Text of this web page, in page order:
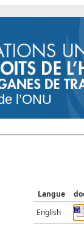
l’ONU
Langue
English